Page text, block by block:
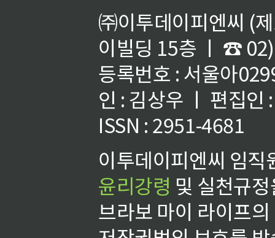
㈜이투데이피엔씨 (
이빌딩 15층 ㅣ ☎
등록번호 : 서울아
인 : 김상우 ㅣ 편집인
ISSN : 2951-4681
이투데이피엔씨 임
윤리강령 및 실천규
브라보 마이 라이프